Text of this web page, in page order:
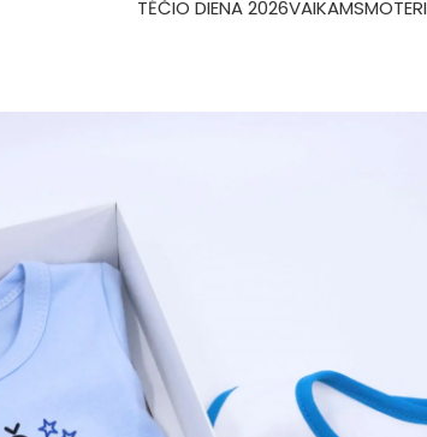
TĖČIO DIENA 2026VAIKAMS